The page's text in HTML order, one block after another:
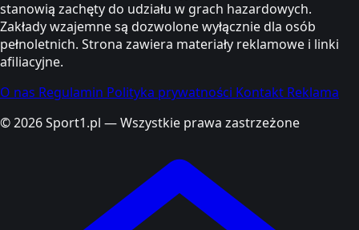
stanowią zachęty do udziału w grach hazardowych.
Zakłady wzajemne są dozwolone wyłącznie dla osób
pełnoletnich. Strona zawiera materiały reklamowe i linki
afiliacyjne.
O nas Regulamin Polityka prywatności Kontakt Reklama
© 2026 Sport1.pl — Wszystkie prawa zastrzeżone